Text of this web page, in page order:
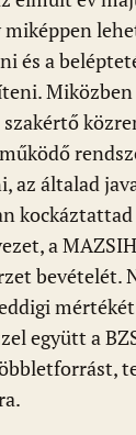
és a
az általad
a
bevételét.
együtt a